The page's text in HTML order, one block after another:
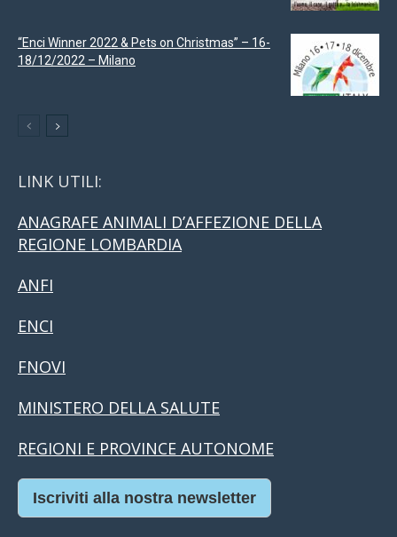
“Enci Winner 2022 & Pets on Christmas” – 16-
18/12/2022 – Milano
LINK UTILI:
ANAGRAFE ANIMALI D’AFFEZIONE DELLA
REGIONE LOMBARDIA
ANFI
ENCI
FNOVI
MINISTERO DELLA SALUTE
REGIONI E PROVINCE AUTONOME
Iscriviti alla nostra newsletter